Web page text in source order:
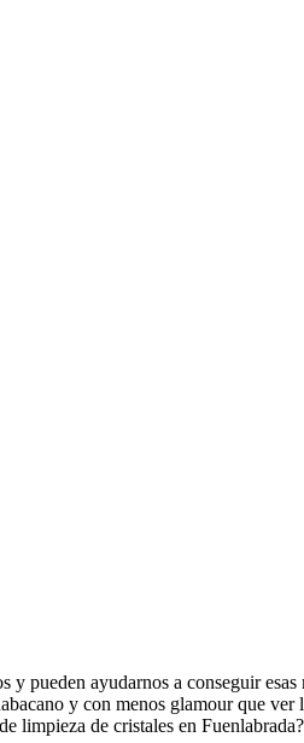
pueden ayudarnos a conseguir
y con menos glamour que
limpieza de cristales en